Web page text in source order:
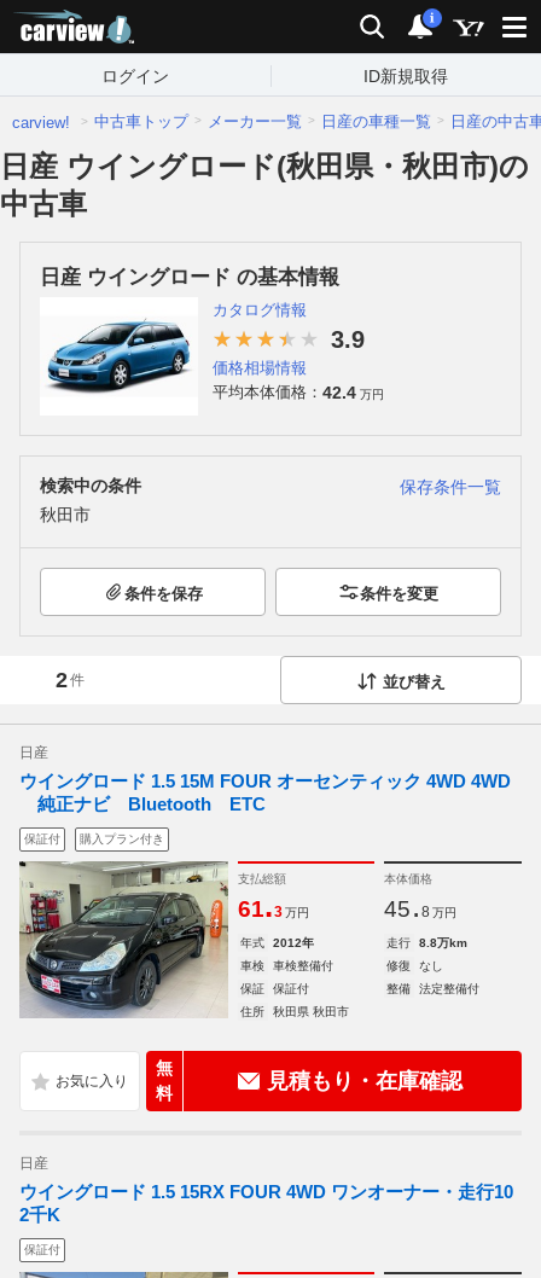
検索 通知
i
ログイン ID新規取得
carview! 中古車トップ メーカー一覧 日産の車種一覧 日産の中古
日産 ウイングロード(秋田県・秋田市)の
中古車
日産 ウイングロード の基本情報
カタログ情報
3.9
価格相場情報
平均本体価格： 42.4 万円
検索中の条件
保存条件一覧
秋田市
条件を保存 条件を変更
2件 並び替え
日産
ウイングロード 1.5 15M FOUR オーセンティック 4WD 4WD
純正ナビ Bluetooth ETC
保証付 購入プラン付き
支払総額
61.3 万円
本体価格
45. 8 万円
年式 2012年 走行
8.8万km
車検
車検整備付 修復
なし
保証
保証付 整備
法定整備付
住所
秋田県 秋田市
無
料
見積もり・在庫確認
日産
ウイングロード 1.5 15RX FOUR 4WD ワンオーナー・走行10
2千K
保証付